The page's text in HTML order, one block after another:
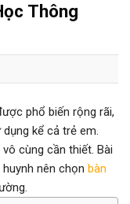
Thông
phổ biến rộng rãi,
kể cả trẻ em.
cùng cần thiết. Bài
nên chọn bàn